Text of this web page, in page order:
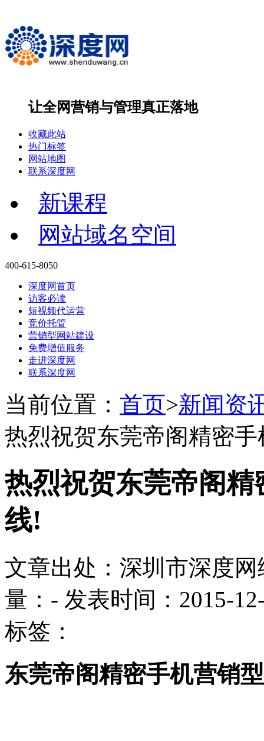
让全网营销与管理真正落地
收藏此站
热门标签
网站地图
联系深度网
新课程
网站域名空间
400-615-8050
深度网首页
访客必读
短视频代运营
竞价托管
营销型网站建设
免费增值服务
走进深度网
联系深度网
当前位置： 首页>新闻资
热烈祝贺东莞帝阁精密
热烈祝贺东莞帝阁
线!
文章出处：深圳市深度
量： - 发表时间：2015-
标签：
东莞帝阁精密手机营销